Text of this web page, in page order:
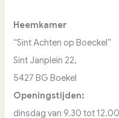
Heemkamer
“Sint Achten op Boeckel”
Sint Janplein 22,
5427 BG Boekel
Openingstijden:
dinsdag van 9.30 tot